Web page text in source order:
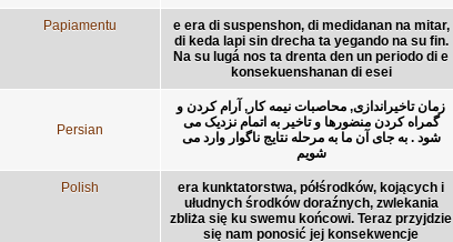
Papiamentu
e era di suspenshon, di medidanan na mitar,
di keda lapi sin drecha ta yegando na su fin.
Na su lugá nos ta drenta den un periodo di e
konsekuenshanan di esei
Persian
زمان تاخیراندازی, محاصبات نیمه کار, آرام کردن و
گمراه کردن منضورها و تاخیر به اتمام نزدیک می
شود . به جای آن ما به مرحله نتایج ناگوار وارد می
شویم
Polish
era kunktatorstwa, półśrodków, kojących i
ułudnych środków doraźnych, zwlekania
zbliża się ku swemu końcowi. Teraz przyjdzie
się nam ponosić jej konsekwencje